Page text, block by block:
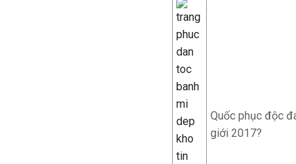
Quốc phục độc
giới 2017?